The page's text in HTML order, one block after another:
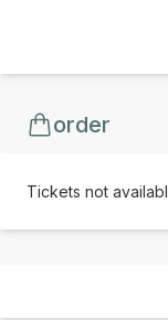
order
Tickets not